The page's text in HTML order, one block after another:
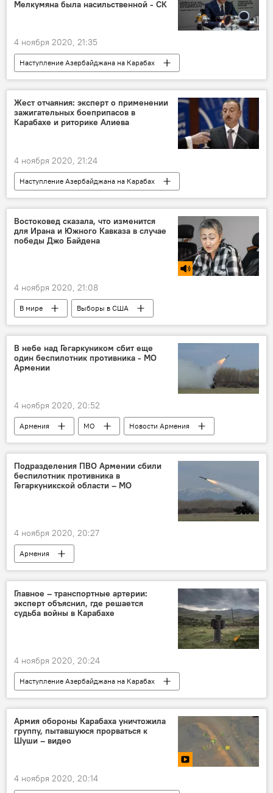
Мелкумяна была насильственной - СК
4 ноября 2020, 21:35
Наступление Азербайджана на Карабах
Нагорный Карабах
Политика
Армения
Общество
убийство
азербайджанцы
Азербайджан
Жест отчаяния: эксперт о применении
зажигательных боеприпасов в
Карабахе и риторике Алиева
4 ноября 2020, 21:24
Наступление Азербайджана на Карабах
Нагорный Карабах
Политика
Азербайджан
Ильхам Алиев
Востоковед сказала, что изменится
для Ирана и Южного Кавказа в случае
победы Джо Байдена
4 ноября 2020, 21:08
В мире
Выборы в США
выборы президента США
Иран
Голос
В небе над Гегаркуником сбит еще
один беспилотник противника - МО
Армении
4 ноября 2020, 20:52
Армения МО
Новости Армения
Наступление Азербайджана на Карабах
ПВО
Подразделения ПВО Армении сбили
беспилотник противника в
Гегаркуникской области – МО
4 ноября 2020, 20:27
Армения
Наступление Азербайджана на Карабах
беспилотник
Вооруженные силы
Главное – транспортные артерии:
эксперт объяснил, где решается
судьба войны в Карабахе
4 ноября 2020, 20:24
Наступление Азербайджана на Карабах
Нагорный Карабах
Политика
Армения
Азербайджан
Ильхам Алиев
война
Армия обороны Карабаха уничтожила
группу, пытавшуюся прорваться к
Шуши – видео
4 ноября 2020, 20:14